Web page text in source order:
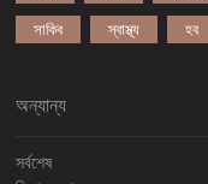
সাকিব স্বাস্থ্য হব
অন্যান্য
সর্বশেষ